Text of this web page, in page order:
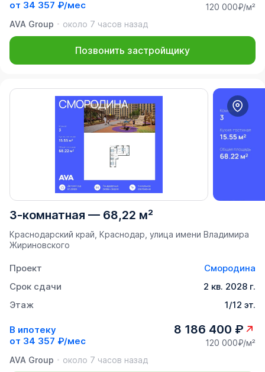
от 34 357 ₽/мес
120 000₽/м²
AVA Group
около 7 часов назад
Позвонить застройщику
3-комнатная — 68,22 м²
Краснодарский край, Краснодар, улица имени Владимира
Жириновского
Проект
Смородина
Срок сдачи
2 кв. 2028 г.
Этаж
1/12 эт.
В ипотеку
от 34 357 ₽/мес
8 186 400 ₽
120 000₽/м²
AVA Group
около 7 часов назад